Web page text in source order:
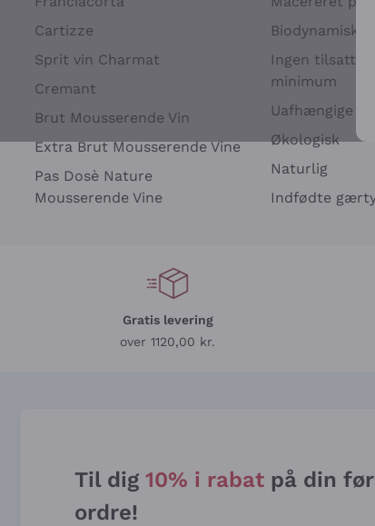
Cartizze
Sprit vin Charmat
Cremant
Brut Mousserende Vin
Extra Brut Mousserende Vine
Pas Dosè Nature
Mousserende Vine
Biodynamisk
Ingen tilsatte
minimum
Uafhængige
Økologisk
Naturlig
Indfødte
Gratis levering
over 1120,00 kr.
Til dig 10% i rabat på din
ordre!